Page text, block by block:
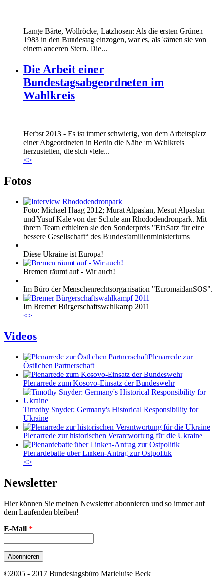
Lange Bärte, Wollröcke, Latzhosen: Als die ersten Grünen
1983 in den Bundestag einzogen, war es, als kämen sie von
einem anderen Stern. Die...
Die Arbeit einer
Bundestagsabgeordneten im
Wahlkreis
Marie_und_Wahlkreis.jpg
Marie_und_Wahlkreis.jpg
Herbst 2013 - Es ist immer schwierig, von dem Arbeitsplatz
einer Abgeordneten in Berlin die Nähe im Wahlkreis
herzustellen, die sich viele...
<>
Fotos
Foto: Michael Haag 2012; Murat Alpaslan, Mesut Alpaslan
und Yusuf Kale von der Schule am Rhododendronpark. Mit
ihrem Team erhielten sie den Sonderpreis "EinSatz für eine
bessere Gesellschaft“ des Bundesfamilienministeriums
Diese Ukraine ist Europa!
Bremen räumt auf - Wir auch!
Im Büro der Menschenrechtsorganisation "EuromaidanSOS".
Im Bremer Bürgerschaftswahlkamp 2011
<>
Videos
Plenarrede zur
Östlichen Partnerschaft
Plenarrede zum Kosovo-Einsatz der Bundeswehr
Timothy Snyder: Germany's Historical Responsibility for
Ukraine
Plenarrede zur historischen Verantwortung für die Ukraine
Plenardebatte über Linken-Antrag zur Ostpolitik
<>
Newsletter
Hier können Sie meinen Newsletter abonnieren und so immer auf
dem Laufenden bleiben!
E-Mail *
©2005 - 2017 Bundestagsbüro Marieluise Beck